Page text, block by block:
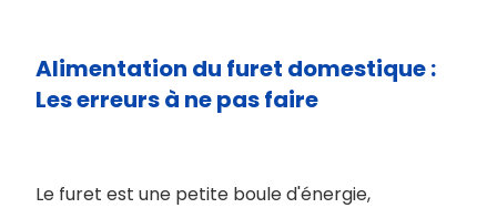
Alimentation du furet domestique :
Les erreurs à ne pas faire
​Le furet est une petite boule d'énergie,